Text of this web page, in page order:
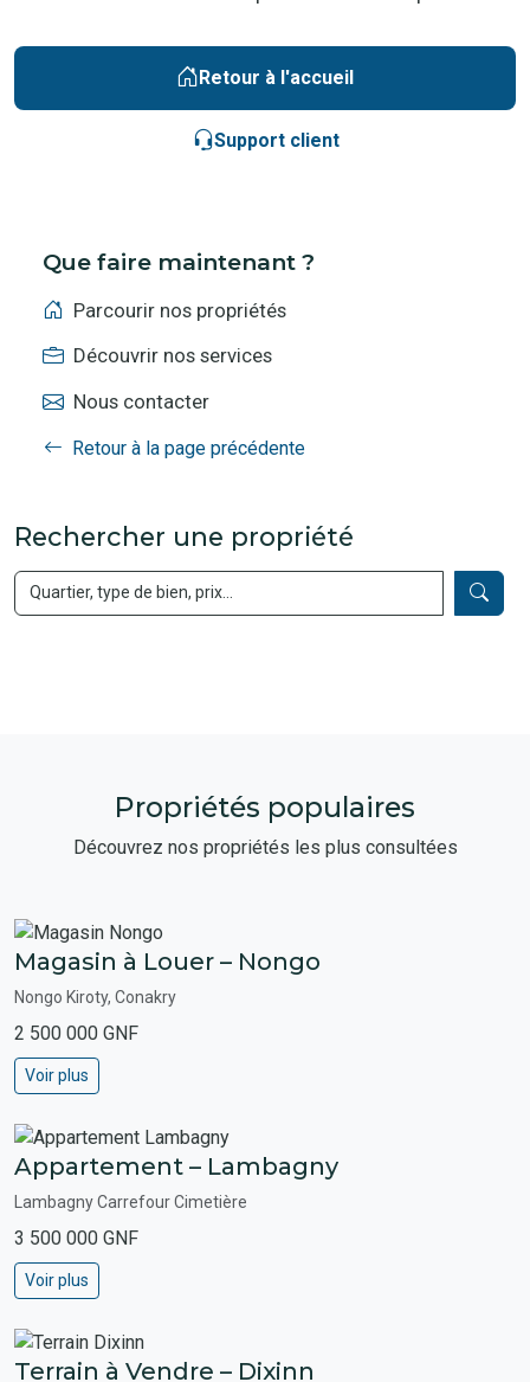
Retour à l'accueil
Support client
Que faire maintenant ?
Parcourir nos propriétés
Découvrir nos services
Nous contacter
Retour à la page précédente
Rechercher une propriété
Propriétés populaires
Découvrez nos propriétés les plus consultées
Magasin à Louer – Nongo
Nongo Kiroty, Conakry
2 500 000 GNF
Voir plus
Appartement – Lambagny
Lambagny Carrefour Cimetière
3 500 000 GNF
Voir plus
Terrain à Vendre – Dixinn